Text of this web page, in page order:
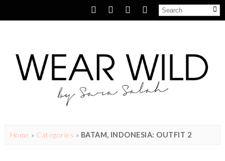
Home » Categories » BATAM, INDONESIA: OUTFIT 2